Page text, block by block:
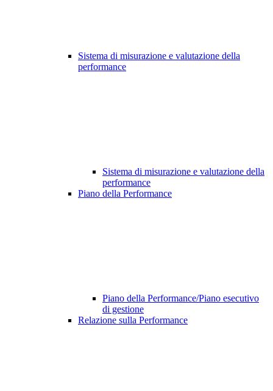
Sistema di misurazione e valutazione della
performance
Sistema di misurazione e valutazione della
performance
Piano della Performance
Piano della Performance/Piano esecutivo
di gestione
Relazione sulla Performance